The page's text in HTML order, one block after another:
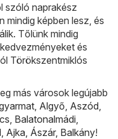
szóló naprakész
mindig képben lesz, és
Tőlünk mindig
és
Törökszentmiklós
más városok legújabb
Algyő Aszód
Balatonalmádi
Ajka Ászár, Balkány!